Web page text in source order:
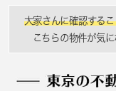
大家さんに確認する
こちらの物件が気